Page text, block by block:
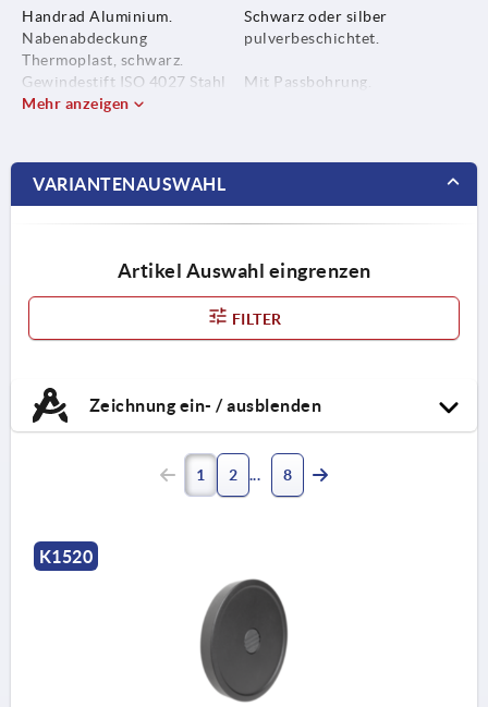
Handrad Aluminium.
Nabenabdeckung
Thermoplast, schwarz.
Gewindestift ISO 4027 Stahl
Festigkeitsklasse 45 H,
Schwarz oder silber
pulverbeschichtet.
Mit Passbohrung.
Mehr anzeigen
VARIANTENAUSWAHL
Artikel Auswahl eingrenzen
FILTER
Zeichnung ein- / ausblenden
1 2 8
K1520